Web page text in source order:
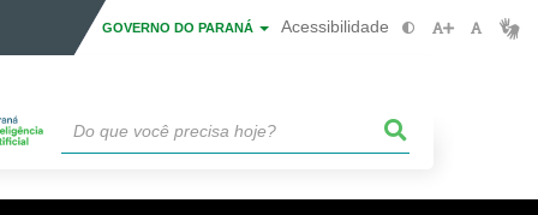
GOVERNO DO PARANÁ Acessibilidade